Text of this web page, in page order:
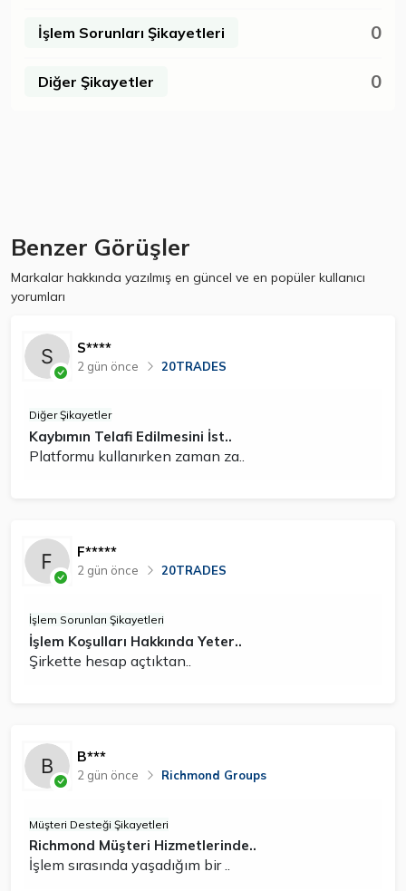
İşlem Sorunları Şikayetleri 0
Diğer Şikayetler 0
Benzer Görüşler
Markalar hakkında yazılmış en güncel ve en popüler kullanıcı
yorumları
S****
2 gün önce 20TRADES
Diğer Şikayetler
Kaybımın Telafi Edilmesini İst..
Platformu kullanırken zaman za..
F*****
2 gün önce 20TRADES
İşlem Sorunları Şikayetleri
İşlem Koşulları Hakkında Yeter..
Şirkette hesap açtıktan..
B***
2 gün önce Richmond Groups
Müşteri Desteği Şikayetleri
Richmond Müşteri Hizmetlerinde..
İşlem sırasında yaşadığım bir ..